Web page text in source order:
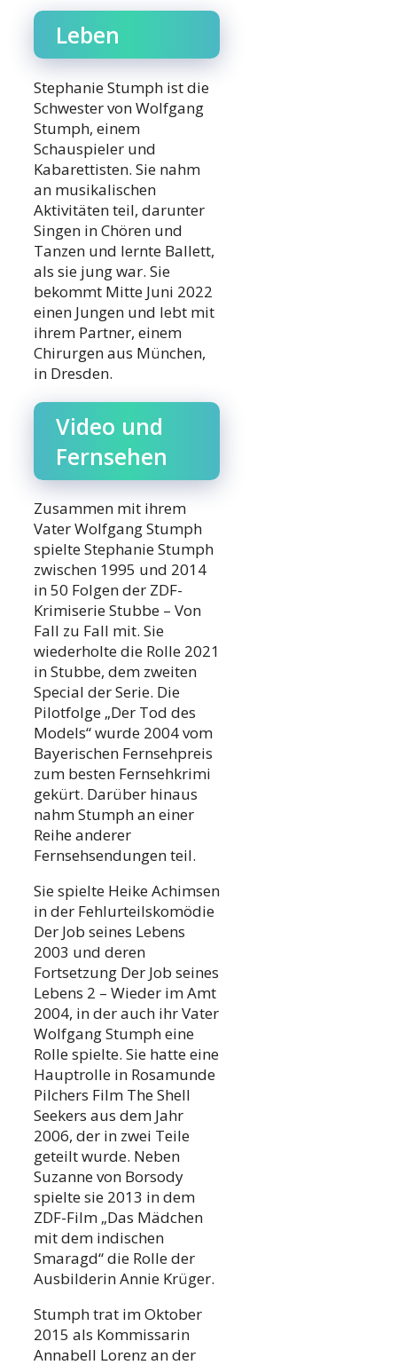
Leben
Stephanie Stumph ist die
Schwester von Wolfgang
Stumph, einem
Schauspieler und
Kabarettisten. Sie nahm
an musikalischen
Aktivitäten teil, darunter
Singen in Chören und
Tanzen und lernte Ballett,
als sie jung war. Sie
bekommt Mitte Juni 2022
einen Jungen und lebt mit
ihrem Partner, einem
Chirurgen aus München,
in Dresden.
Video und
Fernsehen
Zusammen mit ihrem
Vater Wolfgang Stumph
spielte Stephanie Stumph
zwischen 1995 und 2014
in 50 Folgen der ZDF-
Krimiserie Stubbe – Von
Fall zu Fall mit. Sie
wiederholte die Rolle 2021
in Stubbe, dem zweiten
Special der Serie. Die
Pilotfolge „Der Tod des
Models“ wurde 2004 vom
Bayerischen Fernsehpreis
zum besten Fernsehkrimi
gekürt. Darüber hinaus
nahm Stumph an einer
Reihe anderer
Fernsehsendungen teil.
Sie spielte Heike Achimsen
in der Fehlurteilskomödie
Der Job seines Lebens
2003 und deren
Fortsetzung Der Job seines
Lebens 2 – Wieder im Amt
2004, in der auch ihr Vater
Wolfgang Stumph eine
Rolle spielte. Sie hatte eine
Hauptrolle in Rosamunde
Pilchers Film The Shell
Seekers aus dem Jahr
2006, der in zwei Teile
geteilt wurde. Neben
Suzanne von Borsody
spielte sie 2013 in dem
ZDF-Film „Das Mädchen
mit dem indischen
Smaragd“ die Rolle der
Ausbilderin Annie Krüger.
Stumph trat im Oktober
2015 als Kommissarin
Annabell Lorenz an der